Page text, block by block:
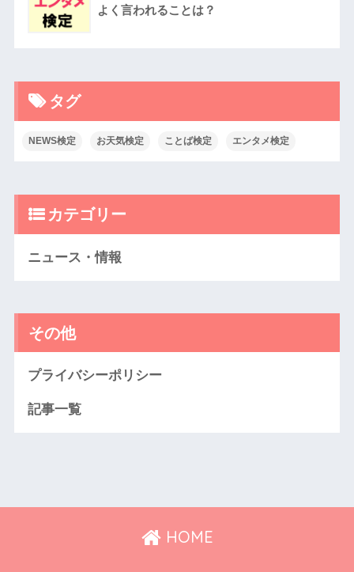
よく言われることは？
タグ
NEWS検定 お天気検定 ことば検定 エンタメ検定
カテゴリー
ニュース・情報
その他
プライバシーポリシー
記事一覧
HOME